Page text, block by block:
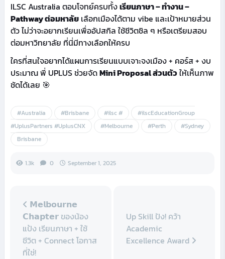
ILSC Australia ตอบโจทย์ครบทั้งเรียนภาษา – ทำงาน –
Pathway ต่อมหาลัยเลือกเมืองได้ตาม vibe และเป้าหมายส่วน
ตัว ไม่ว่าจะอยากเรียนเพื่ออัปสกิล ใช้ชีวิตชิล ๆ หรือเตรียมสอบ
ต่อมหาวิทยาลัย ที่นี่มีทางเลือกให้ครบ
ใครที่สนใจอยากได้แผนการเรียนแบบเจาะจงเมือง + คอร์ส + งบ
ประมาณ พี่ UPLUS ช่วยจัดMini Proposal ส่วนตัวให้เห็นภาพ
ชัดได้เลย 🎯
#Australia #Brisbane #ilsc #
#ilscEducationGroup
#UplusPartners #UplusCNX
#Melbourne #Perth
#Sydney
Brisbane
1.3k 0 September 1, 2025
𝗠𝗲𝗹𝗯𝗼𝘂𝗿𝗻𝗲
𝗖𝗵𝗮𝗽𝘁𝗲𝗿 ของน้อง
แป้ง เรียนภาษา + ใช้
ชีวิต + Connect โอกาส
ที่ใช่!
Up Skill ปัง! คว้า
Academic
Excellence Award